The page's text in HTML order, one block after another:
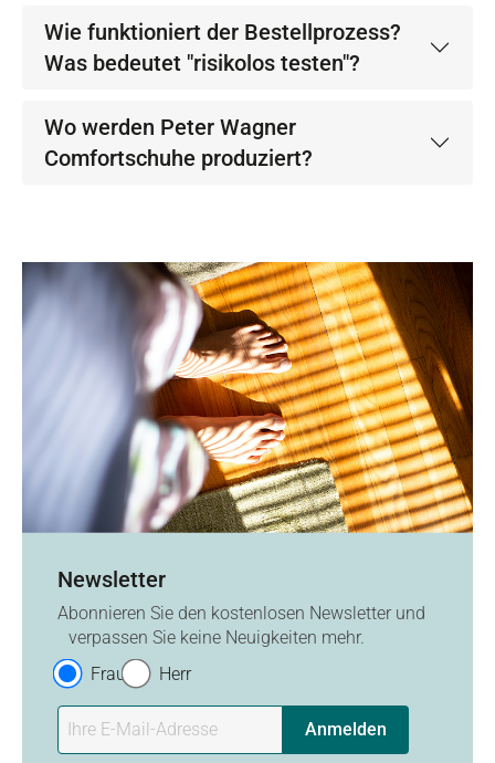
Wie funktioniert der Bestellprozess?
Was bedeutet "risikolos testen"?
Wo werden Peter Wagner
Comfortschuhe produziert?
Newsletter
Abonnieren Sie den kostenlosen Newsletter und
verpassen Sie keine Neuigkeiten mehr.
Frau
Herr
Anmelden